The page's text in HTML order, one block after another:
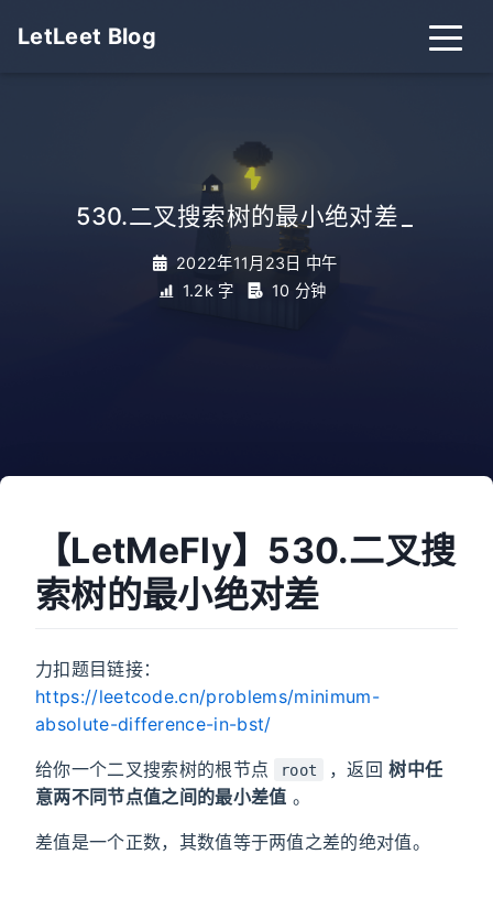
LetLeet Blog
530.二叉搜索树的最小绝对差
2022年11月23日 中午
1.2k 字
10 分钟
【LetMeFly】530.二叉搜
索树的最小绝对差
力扣题目链接：
https://leetcode.cn/problems/minimum-
absolute-difference-in-bst/
给你一个二叉搜索树的根节点 root ，返回树中任
意两不同节点值之间的最小差值 。
差值是一个正数，其数值等于两值之差的绝对值。